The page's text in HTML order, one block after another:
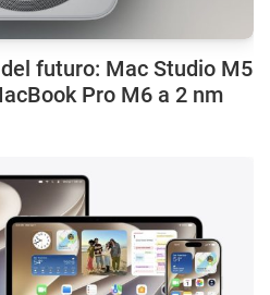
futuro: Mac Studio M5
Pro M6 a 2 nm